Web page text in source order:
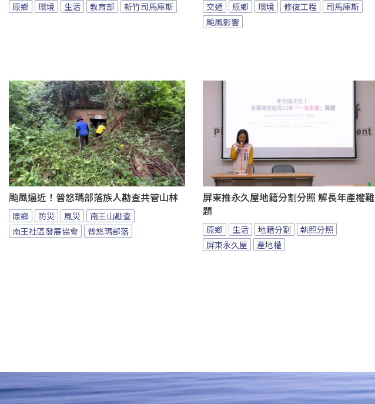
原鄉 環境 生活 教育部 新竹司馬庫斯 交通 原鄉 環境 修復工程
司馬庫斯
颱風影響
颱風逼近！普悠瑪部落族人勘查共管山林
原鄉 防災 風災
南王山勘查
南王社區發展協會
普悠瑪部落
屏東推永久屋地籍分割分照 解長年產權難
題
原鄉 生活 地籍分割
執照分照
屏東永久屋
產地權